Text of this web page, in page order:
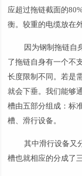
应超过拖链截面的
衡。较重的电缆放在
因为钢制拖链自
了拖链自身有一个不
长度限制不同。若是
就会下垂。我们能够
槽由五部分组成：标
槽、滑行设备。
其中滑行设备又
槽也就相应的分成了